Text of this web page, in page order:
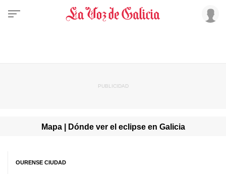
Mapa | Dónde ver el eclipse en Galicia
OURENSE CIUDAD